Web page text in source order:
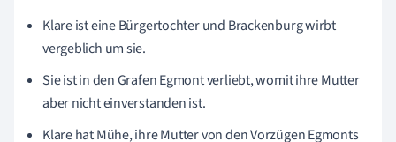
Klare ist eine Bürgertochter und Brackenburg wirbt
vergeblich um sie.
Sie ist in den Grafen Egmont verliebt, womit ihre Mutter
aber nicht einverstanden ist.
Klare hat Mühe, ihre Mutter von den Vorzügen Egmonts